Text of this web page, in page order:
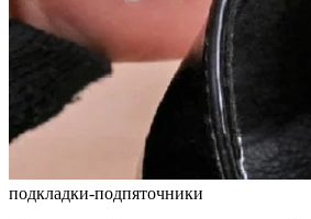
подкладки-подпяточники